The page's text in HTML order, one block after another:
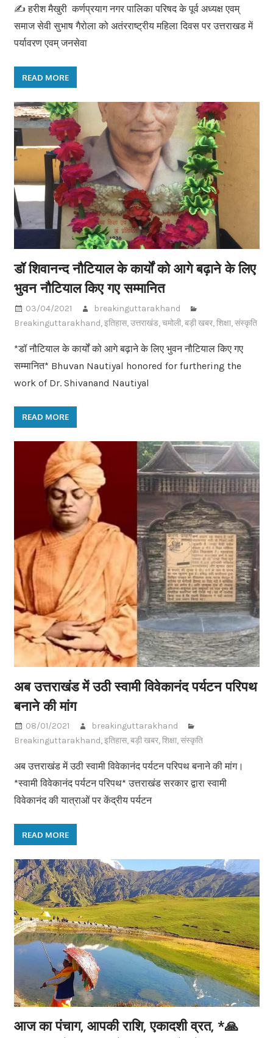
✍️ हरीश मैखुरी कर्णप्रयाग नगर पालिका परिषद के पूर्व अध्यक्ष एवम्
समाज सेवी सुभाष गैरोला को अतंरराष्ट्रीय महिला दिवस पर उत्तराखड में
पर्यावरण एवम् जनसेवा
READ MORE
डॉ शिवानन्द नौटियाल के कार्यों को आगे बढ़ाने के लिए
भुवन नौटियाल किए गए सम्मानित
03/04/2021
breakinguttarakhand
Breakinguttarakhand,इतिहास,उत्तराखंड,चमोली,बड़ी खबर,शिक्षा,संस्कृति
*डॉ नौटियाल के कार्यों को आगे बढ़ाने के लिए भुवन नौटियाल किए गए
सम्मानित* Bhuvan Nautiyal honored for furthering the
work of Dr. Shivanand Nautiyal
READ MORE
अब उत्तराखंड में उठी स्वामी विवेकानंद पर्यटन परिपथ
बनाने की मांग
08/01/2021
breakinguttarakhand
Breakinguttarakhand,इतिहास,बड़ी खबर,शिक्षा,संस्कृति
अब उत्तराखंड में उठी स्वामी विवेकानंद पर्यटन परिपथ बनाने की मांग।
*स्वामी विवेकानंद पर्यटन परिपथ* उत्तराखंड सरकार द्वारा स्वामी
विवेकानंद की यात्राओं पर केंद्रीय पर्यटन
READ MORE
आज का पंचाग, आपकी राशि, एकादशी व्रत, *🙏